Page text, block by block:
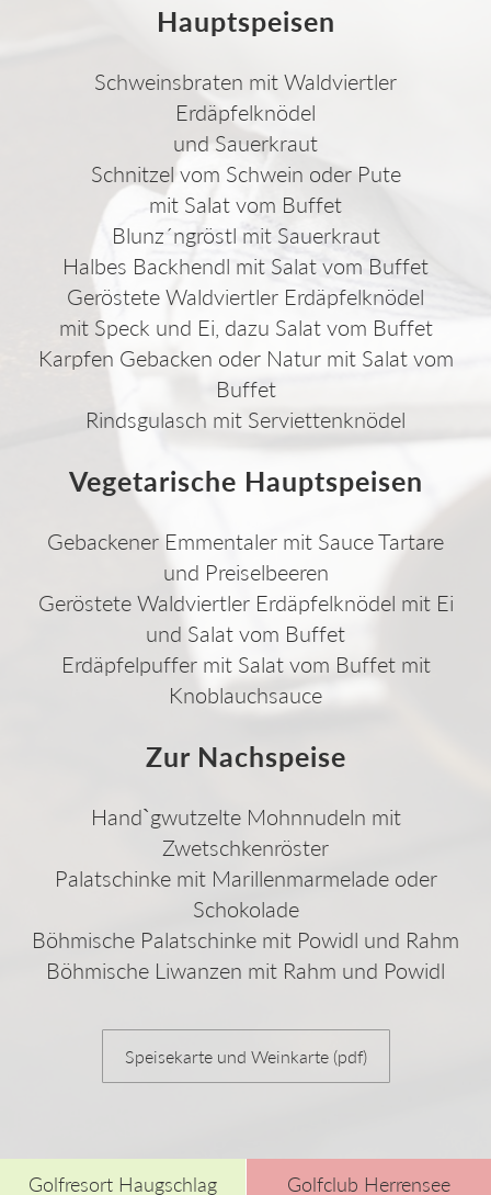
Hauptspeisen
Schweinsbraten mit Waldviertler
Erdäpfelknödel
und Sauerkraut
Schnitzel vom Schwein oder Pute
mit Salat vom Buffet
Blunz´ngröstl mit Sauerkraut
Halbes Backhendl mit Salat vom Buffet
Geröstete Waldviertler Erdäpfelknödel
mit Speck und Ei, dazu Salat vom Buffet
Karpfen Gebacken oder Natur mit Salat vom
Buffet
Rindsgulasch mit Serviettenknödel
Vegetarische Hauptspeisen
Gebackener Emmentaler mit Sauce Tartare
und Preiselbeeren
Geröstete Waldviertler Erdäpfelknödel mit Ei
und Salat vom Buffet
Erdäpfelpuffer mit Salat vom Buffet mit
Knoblauchsauce
Zur Nachspeise
Hand`gwutzelte Mohnnudeln mit
Zwetschkenröster
Palatschinke mit Marillenmarmelade oder
Schokolade
Böhmische Palatschinke mit Powidl und Rahm
Böhmische Liwanzen mit Rahm und Powidl
Speisekarte und Weinkarte (pdf)
Golfresort Haugschlag Golfclub Herrensee